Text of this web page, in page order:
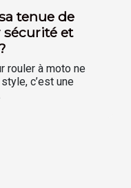
tenue de
et
rouler à moto ne
c’est une